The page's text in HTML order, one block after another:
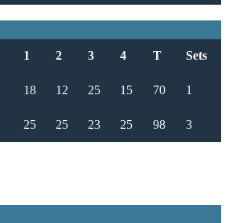
1 2 3 4 T Sets
18 12 25 15 70 1
25 25 23 25 98 3